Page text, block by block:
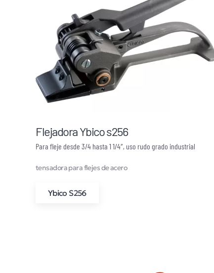
Flejadora Ybico s256
Para fleje desde 3/4 hasta 1 1/4″, uso rudo grado industrial
tensadora para flejes de acero
Ybico S256